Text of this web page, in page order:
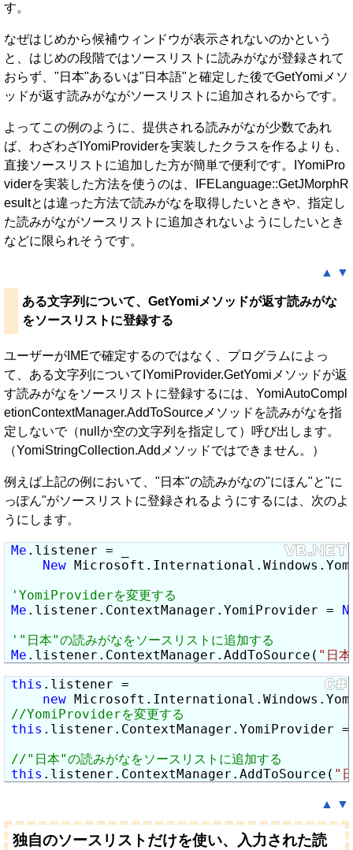
す。
なぜはじめから候補ウィンドウが表示されないのかという
と、はじめの段階ではソースリストに読みがなが登録されて
おらず、"日本"あるいは"日本語"と確定した後でGetYomiメソ
ッドが返す読みがながソースリストに追加されるからです。
よってこの例のように、提供される読みがなが少数であれ
ば、わざわざIYomiProviderを実装したクラスを作るよりも、
直接ソースリストに追加した方が簡単で便利です。IYomiPro
viderを実装した方法を使うのは、IFELanguage::GetJMorphR
esultとは違った方法で読みがなを取得したいときや、指定し
た読みがながソースリストに追加されないようにしたいとき
などに限られそうです。
▲ ▼
ある文字列について、GetYomiメソッドが返す読みがな
をソースリストに登録する
ユーザーがIMEで確定するのではなく、プログラムによっ
て、ある文字列についてIYomiProvider.GetYomiメソッドが返
す読みがなをソースリストに登録するには、YomiAutoCompl
etionContextManager.AddToSourceメソッドを読みがなを指
定しないで（nullか空の文字列を指定して）呼び出します。
（YomiStringCollection.Addメソッドではできません。）
例えば上記の例において、"日本"の読みがなの"にほん"と"に
っぽん"がソースリストに登録されるようにするには、次のよ
うにします。
Me .listener = _
New
Me .listener.ContextManager.YomiProvider =
Me .listener.ContextManager.AddToSource( "日
this .listener =
new
this .listener.ContextManager.YomiProvider
this .listener.ContextManager.AddToSource( "
▲ ▼
独自のソースリストだけを使い、入力された読